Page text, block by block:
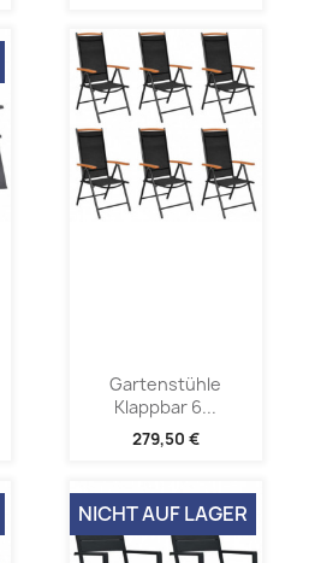
Gartenstühle
Klappbar 6...
279,50 €
NICHT AUF LAGER